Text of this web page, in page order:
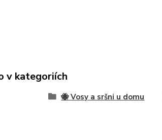
v kategoriích
🐝 Vosy a sršni u domu